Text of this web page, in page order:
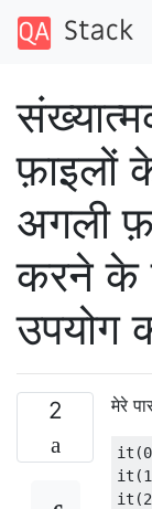
फ़ाइलों
अगली
करने के
उपयोग
2 मेरे